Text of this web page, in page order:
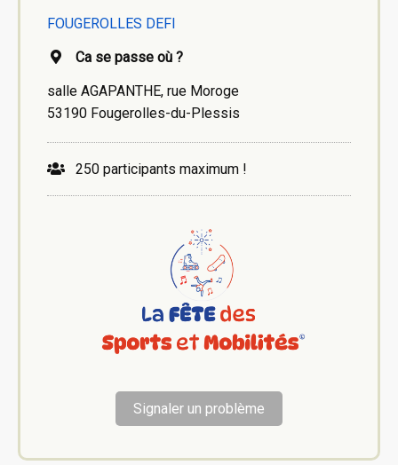
FOUGEROLLES DEFI
Ca se passe où ?
salle AGAPANTHE, rue Moroge
53190 Fougerolles-du-Plessis
250 participants maximum !
Signaler un problème